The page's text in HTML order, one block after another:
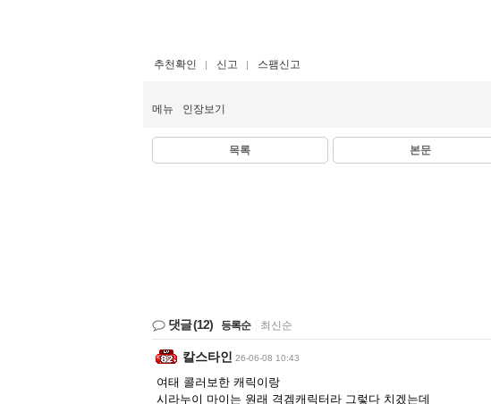
추천확인 신고 스팸신고
메뉴 인장보기
목록 본문
댓글(12) 등록순 최신순
칼스타인 26-06-08 10:43
여태 콜러보한 캐릭이랑
시라누이 마이는 원래 격겜캐릭터라 그렇다 치겠는데